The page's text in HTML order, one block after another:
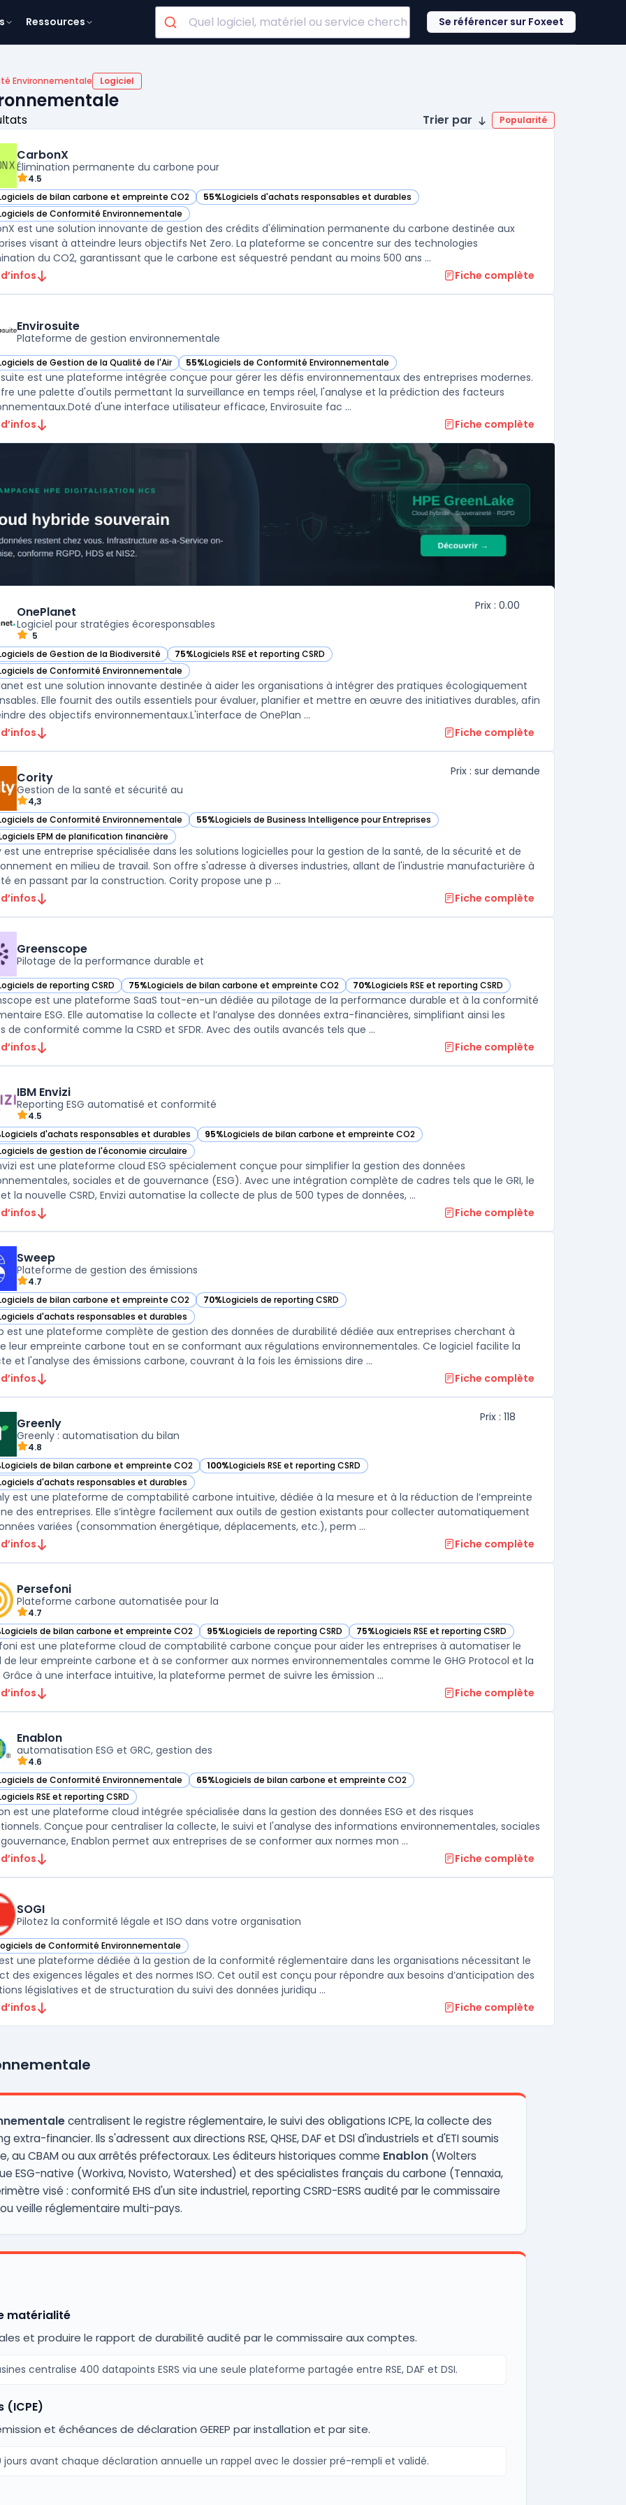
Ressources Se référencer sur Foxeet
Environnementale Logiciel
Trier par Popularité
CarbonX
Élimination permanente du carbone pour
4.5
de bilan carbone et empreinte CO2
CarbonX dans cette catégorie 55%Logiciels d'achats responsables et durables
— voir CarbonX dans cette catégorie
de Conformité Environnementale
CarbonX dans cette catégorie
est une solution innovante de gestion des crédits d'élimination permanente du carbone destinée aux
visant à atteindre leurs objectifs Net Zero. La plateforme se concentre sur des technologies
du CO2, garantissant que le carbone est séquestré pendant au moins 500 ans ...
Fiche complète
Envirosuite
Plateforme de gestion environnementale
de Gestion de la Qualité de l'Air
Envirosuite dans cette catégorie 55%Logiciels de Conformité Environnementale
— voir Envirosuite dans cette catégorie
est une plateforme intégrée conçue pour gérer les défis environnementaux des entreprises modernes.
une palette d'outils permettant la surveillance en temps réel, l'analyse et la prédiction des facteurs
d'une interface utilisateur efficace, Envirosuite fac ...
Fiche complète
OnePlanet
Logiciel pour stratégies écoresponsables
5
Prix : 0.00
de Gestion de la Biodiversité
OnePlanet dans cette catégorie 75%Logiciels RSE et reporting CSRD
— voir OnePlanet dans cette catégorie
de Conformité Environnementale
OnePlanet dans cette catégorie
est une solution innovante destinée à aider les organisations à intégrer des pratiques écologiquement
Elle fournit des outils essentiels pour évaluer, planifier et mettre en œuvre des initiatives durables, afin
des objectifs environnementaux.L'interface de OnePlan ...
Fiche complète
Cority
Gestion de la santé et sécurité au
4,3
Prix : sur demande
de Conformité Environnementale
Cority dans cette catégorie 55%Logiciels de Business Intelligence pour Entreprises
— voir Cority dans cette catégorie
EPM de planification financière
Cority dans cette catégorie
est une entreprise spécialisée dans les solutions logicielles pour la gestion de la santé, de la sécurité et de
en milieu de travail. Son offre s'adresse à diverses industries, allant de l'industrie manufacturière à
en passant par la construction. Cority propose une p ...
Fiche complète
Greenscope
Pilotage de la performance durable et
de reporting CSRD
Greenscope dans cette catégorie
75%Logiciels de bilan carbone et empreinte CO2
— voir Greenscope dans cette catégorie 70%Logiciels RSE et reporting CSRD
— voir Greenscope dans cette catégorie
est une plateforme SaaS tout-en-un dédiée au pilotage de la performance durable et à la conformité
ESG. Elle automatise la collecte et l’analyse des données extra-financières, simplifiant ainsi les
de conformité comme la CSRD et SFDR. Avec des outils avancés tels que ...
Fiche complète
IBM Envizi
Reporting ESG automatisé et conformité
4.5
Logiciels d'achats responsables et durables
IBM Envizi dans cette catégorie 95%Logiciels de bilan carbone et empreinte CO2
— voir IBM Envizi dans cette catégorie
de gestion de l'économie circulaire
IBM Envizi dans cette catégorie
est une plateforme cloud ESG spécialement conçue pour simplifier la gestion des données
sociales et de gouvernance (ESG). Avec une intégration complète de cadres tels que le GRI, le
et la nouvelle CSRD, Envizi automatise la collecte de plus de 500 types de données, ...
Fiche complète
Sweep
Plateforme de gestion des émissions
4.7
de bilan carbone et empreinte CO2
Sweep dans cette catégorie 70%Logiciels de reporting CSRD
— voir Sweep dans cette catégorie
d'achats responsables et durables
Sweep dans cette catégorie
est une plateforme complète de gestion des données de durabilité dédiée aux entreprises cherchant à
leur empreinte carbone tout en se conformant aux régulations environnementales. Ce logiciel facilite la
et l'analyse des émissions carbone, couvrant à la fois les émissions dire ...
Fiche complète
Greenly
Greenly : automatisation du bilan
4.8
Prix : 118
Logiciels de bilan carbone et empreinte CO2
Greenly dans cette catégorie 100%Logiciels RSE et reporting CSRD
— voir Greenly dans cette catégorie
d'achats responsables et durables
Greenly dans cette catégorie
est une plateforme de comptabilité carbone intuitive, dédiée à la mesure et à la réduction de l’empreinte
des entreprises. Elle s’intègre facilement aux outils de gestion existants pour collecter automatiquement
variées (consommation énergétique, déplacements, etc.), perm ...
Fiche complète
Persefoni
Plateforme carbone automatisée pour la
4.7
Logiciels de bilan carbone et empreinte CO2
Persefoni dans cette catégorie 95%Logiciels de reporting CSRD
— voir Persefoni dans cette catégorie
75%Logiciels RSE et reporting CSRD
— voir Persefoni dans cette catégorie
est une plateforme cloud de comptabilité carbone conçue pour aider les entreprises à automatiser le
de leur empreinte carbone et à se conformer aux normes environnementales comme le GHG Protocol et la
Grâce à une interface intuitive, la plateforme permet de suivre les émission ...
Fiche complète
Enablon
automatisation ESG et GRC, gestion des
4.6
de Conformité Environnementale
Enablon dans cette catégorie 65%Logiciels de bilan carbone et empreinte CO2
— voir Enablon dans cette catégorie
RSE et reporting CSRD
Enablon dans cette catégorie
est une plateforme cloud intégrée spécialisée dans la gestion des données ESG et des risques
Conçue pour centraliser la collecte, le suivi et l'analyse des informations environnementales, sociales
Enablon permet aux entreprises de se conformer aux normes mon ...
Fiche complète
SOGI
Pilotez la conformité légale et ISO dans votre organisation
de Conformité Environnementale
SOGI dans cette catégorie
est une plateforme dédiée à la gestion de la conformité réglementaire dans les organisations nécessitant le
des exigences légales et des normes ISO. Cet outil est conçu pour répondre aux besoins d’anticipation des
législatives et de structuration du suivi des données juridiqu ...
Fiche complète
centralisent le registre réglementaire, le suivi des obligations ICPE, la collecte des
financier. Ils s'adressent aux directions RSE, QHSE, DAF et DSI d'industriels et d'ETI soumis
au CBAM ou aux arrêtés préfectoraux. Les éditeurs historiques comme Enablon (Wolters
ESG-native (Workiva, Novisto, Watershed) et des spécialistes français du carbone (Tennaxia,
visé : conformité EHS d'un site industriel, reporting CSRD-ESRS audité par le commissaire
veille réglementaire multi-pays.
matérialité
et produire le rapport de durabilité audité par le commissaire aux comptes.
centralise 400 datapoints ESRS via une seule plateforme partagée entre RSE, DAF et DSI.
(ICPE)
et échéances de déclaration GEREP par installation et par site.
jours avant chaque déclaration annuelle un rappel avec le dossier pré-rempli et validé.